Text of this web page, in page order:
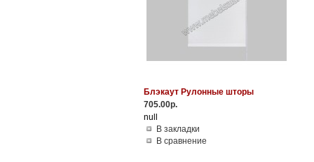
Блэкаут Рулонные шторы
705.00р.
null
В закладки
В сравнение